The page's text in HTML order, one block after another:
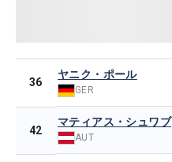
36
ヤニク・ポール
GER
42
マティアス・シュワブ
AUT